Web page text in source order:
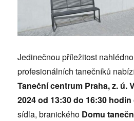
Jedinečnou příležitost
profesionálních tanečníků
Taneční centrum Praha, z. ú.
2024 od 13:30 do 16:30 hodin
sídla, branického Domu